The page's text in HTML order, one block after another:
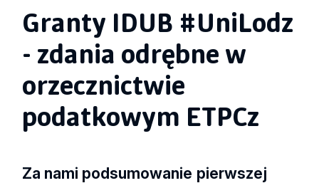
Granty IDUB #UniLodz
- zdania odrębne w
orzecznictwie
podatkowym ETPCz
Za nami podsumowanie pierwszej